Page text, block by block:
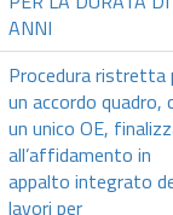
ANNI
Procedura ristretta
un accordo quadro,
un unico OE,
all’affidamento in
appalto integrato
lavori per